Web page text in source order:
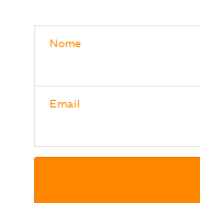
Nome
Email